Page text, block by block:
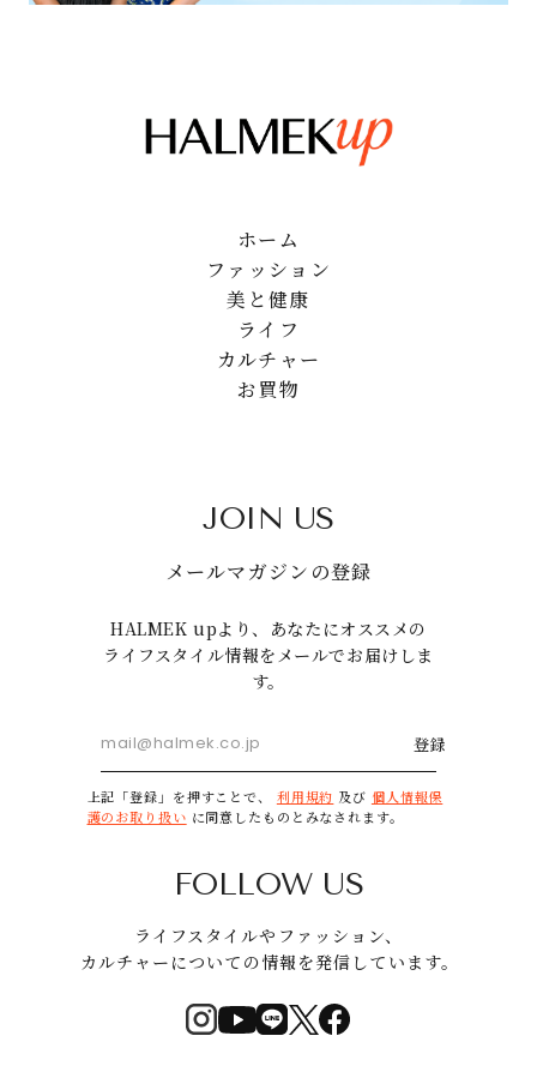
ホーム
ファッション
美と健康
ライフ
カルチャー
お買物
JOIN US
メールマガジンの登録
HALMEK upより、あなたにオススメの
ライフスタイル情報をメールでお届けしま
す。
登録
上記「登録」を押すことで、 利用規約 及び 個人情報保
護のお取り扱い に同意したものとみなされます。
FOLLOW US
ライフスタイルやファッション、
カルチャーについての情報を発信しています。